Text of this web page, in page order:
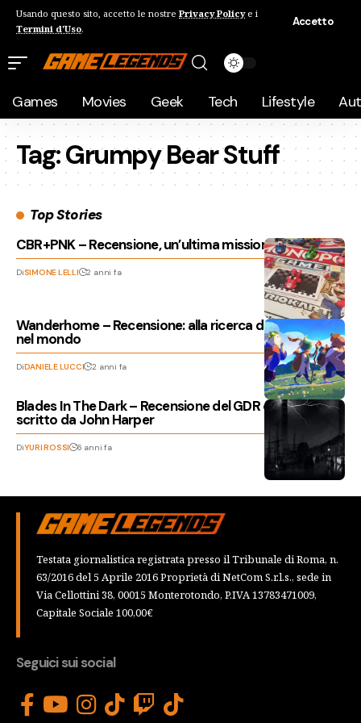
Usando questo sito, accetto le nostre Privacy Policye i
Termini d'Uso.
Accetto
Games Movies Geek Tech Lifestyle
Tag:Grumpy Bear Stuff
Top Stories
CBR+PNK – Recensione, un’ultima missione
DiSIMONE LELLI 2 anni fa
Wanderhome – Recensione: alla ricerca del tuo posto
nel mondo
DiDANIELE LUCCI 2 anni fa
Blades In The Dark – Recensione del GDR cartaceo
scritto da John Harper
DiYURI ROSSI 6 anni fa
Testata giornalistica registrata presso il Tribunale di Roma, n.
63/2016 del 5 Aprile 2016 Proprietà di NetCom S.r.l.s., sede in
Via Cellottini 38, 00015 Monterotondo, P.IVA 13783471009,
Capitale Sociale 100,00€
Seguici sui social